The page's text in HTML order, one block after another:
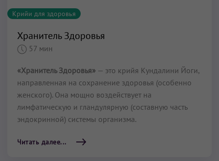
Крийи для здоровья
Хранитель Здоровья
57 мин
«Хранитель Здоровья» — это крийя Кундалини Йоги,
направленная на сохранение здоровья (особенно
женского). Она мощно воздействует на
лимфатическую и гландулярную (составную часть
эндокринной) системы организма.
Читать далее...